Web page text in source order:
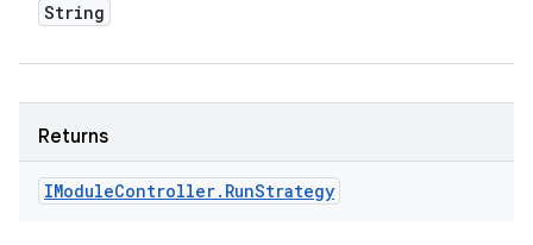
String
Returns
IModuleController. RunStrategy